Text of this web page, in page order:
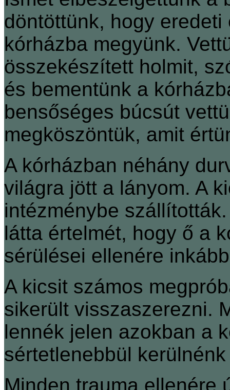
döntöttünk, hogy
kórházba megyünk.
összekészített holmit,
és bementünk a
bensőséges búcsút
megköszöntük, amit
A kórházban néhány
világra jött a lányom. A
intézménybe
látta értelmét, hogy ő a
sérülései ellenére
A kicsit számos
sikerült visszaszerezni.
lennék jelen azokban a
sértetlenebbül
Minden trauma ellenére